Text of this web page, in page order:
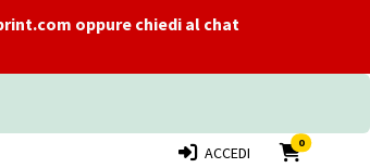
oppure chiedi al chat
ACCEDI
0PRODOTTI